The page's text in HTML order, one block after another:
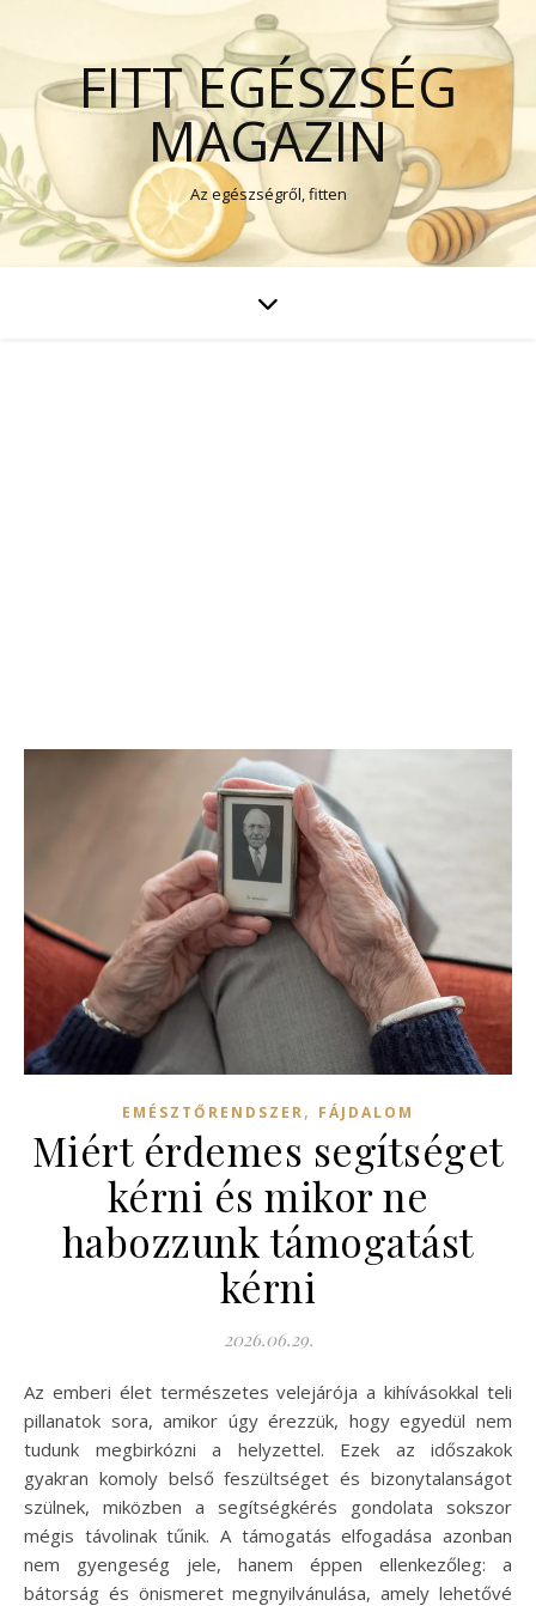
FITT EGÉSZSÉG
MAGAZIN
Az egészségről, fitten
EMÉSZTŐRENDSZER, FÁJDALOM
Miért érdemes segítséget
kérni és mikor ne
habozzunk támogatást
kérni
2026.06.29.
Az emberi élet természetes velejárója a kihívásokkal teli
pillanatok sora, amikor úgy érezzük, hogy egyedül nem
tudunk megbirkózni a helyzettel. Ezek az időszakok
gyakran komoly belső feszültséget és bizonytalanságot
szülnek, miközben a segítségkérés gondolata sokszor
mégis távolinak tűnik. A támogatás elfogadása azonban
nem gyengeség jele, hanem éppen ellenkezőleg: a
bátorság és önismeret megnyilvánulása, amely lehetővé